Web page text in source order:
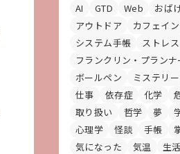
AI GTD Web おば
アウトドア
カフェイン
システム手帳
ストレス
フランクリン・プランナ
ボールペン
ミステリー
仕事
依存症 化学
取り扱い
哲学 夢
心理学
怪談 手帳
気になった
気温 生活